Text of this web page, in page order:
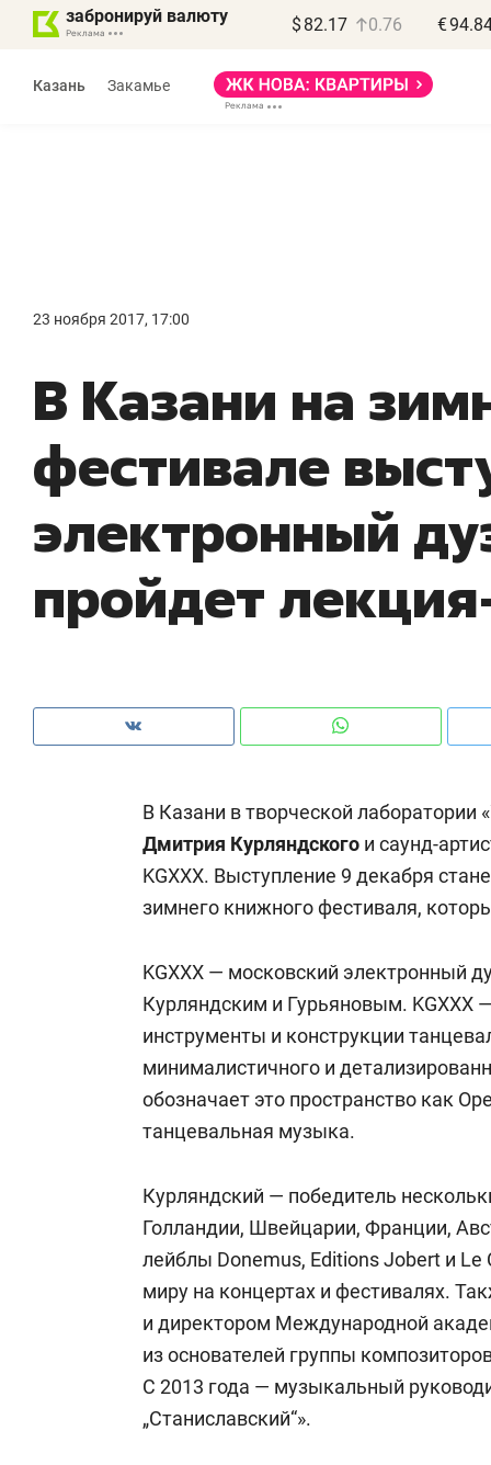
забронируй валюту $ 82.17 0.76 €
Казань Закамье
23 ноября 2017, 17:00
В Казани на
фестивале
электронный
пройдет
В Казани в творческой лаборатории
Дмитрия Курляндского и саунд-
KGXXX. Выступление 9 декабря
зимнего книжного фестиваля,
KGXXX — московский электронный
Курляндским и Гурьяновым. KGXXX
инструменты и конструкции
минималистичного и
обозначает это пространство как
танцевальная музыка.
Курляндский — победитель
Голландии, Швейцарии, Франции,
лейблы Donemus, Editions Jobert и
миру на концертах и фестивалях.
и директором Международной
из основателей группы
С 2013 года — музыкальный
„Станиславский“».
правил, бизнес может
потерять минимум
Как бизнесу выйти на зарубежные
рынки, почему надо знать аксакалов и
чем интересен Оман?
комфорта под Казанью
Рекомендуем
150